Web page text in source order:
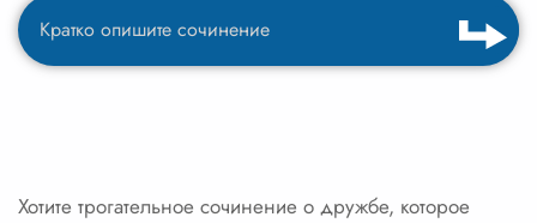
Хотите трогательное сочинение о дружбе, которое